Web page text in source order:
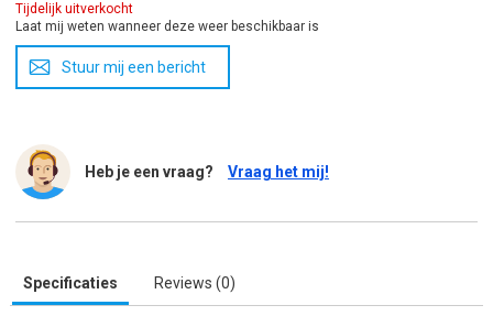
Tijdelijk uitverkocht
Laat mij weten wanneer deze weer beschikbaar is
Stuur mij een bericht
Heb je een vraag? Vraag het mij!
Specificaties Reviews (0)